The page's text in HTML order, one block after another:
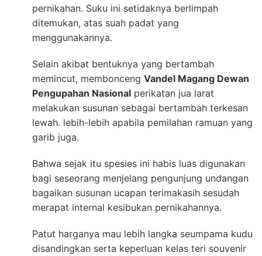
pernikahan. Suku ini setidaknya berlimpah
ditemukan, atas suah padat yang
menggunakannya.
Selain akibat bentuknya yang bertambah
memincut, membonceng Vandel Magang Dewan
Pengupahan Nasional perikatan jua larat
melakukan susunan sebagai bertambah terkesan
lewah. lebih-lebih apabila pemilahan ramuan yang
garib juga.
Bahwa sejak itu spesies ini habis luas digunakan
bagi seseorang menjelang pengunjung undangan
bagaikan susunan ucapan terimakasih sesudah
merapat internal kesibukan pernikahannya.
Patut harganya mau lebih langka seumpama kudu
disandingkan serta keperluan kelas teri souvenir